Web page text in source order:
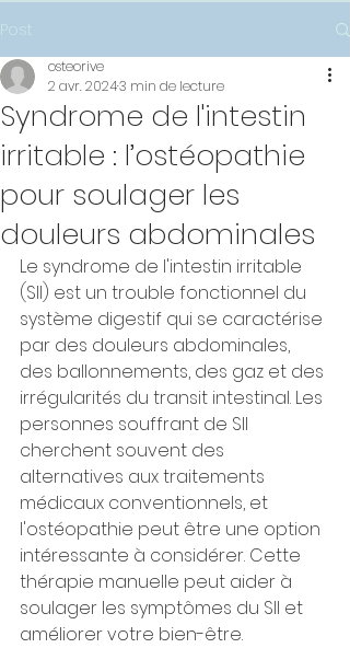
Post
Syndrome de l'intestin
irritable : l’ostéopathie
pour soulager les
douleurs abdominales
osteorive
2 avr. 20243 min de lecture
Le syndrome de l'intestin irritable
(SII) est un trouble fonctionnel du
système digestif qui se caractérise
par des douleurs abdominales,
des ballonnements, des gaz et des
irrégularités du transit intestinal. Les
personnes souffrant de SII
cherchent souvent des
alternatives aux traitements
médicaux conventionnels, et
l'ostéopathie peut être une option
intéressante à considérer. Cette
thérapie manuelle peut aider à
soulager les symptômes du SII et
améliorer votre bien-être.